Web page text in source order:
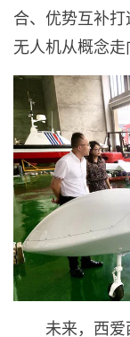
合、优势互补
无人机从概念走
未来，西爱